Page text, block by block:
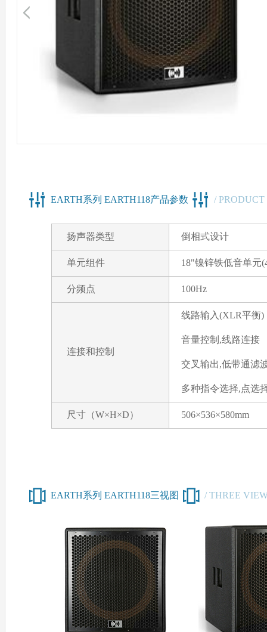
EARTH系列 EARTH118产品参数 /
扬声器类型 倒相式设计
单元组件 18"镍锌铁低音单元
分频点 100Hz
连接和控制
线路输入(XLR平衡)
音量控制,线路连接
交叉输出,低带通滤
多种指令选择,点选
尺寸（W×H×D） 506×536×580mm
EARTH系列 EARTH118三视图 / THREE